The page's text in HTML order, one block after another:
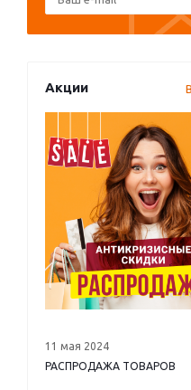
Акции
11 мая 2024
РАСПРОДАЖА ТОВАРОВ